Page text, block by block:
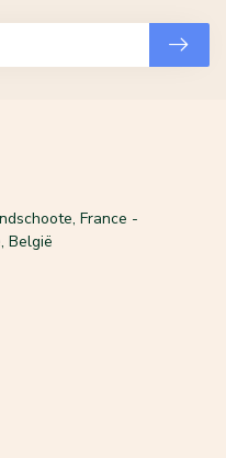
France -
België